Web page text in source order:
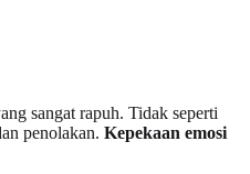
sangat rapuh. Tidak seperti
penolakan. Kepekaan emosi